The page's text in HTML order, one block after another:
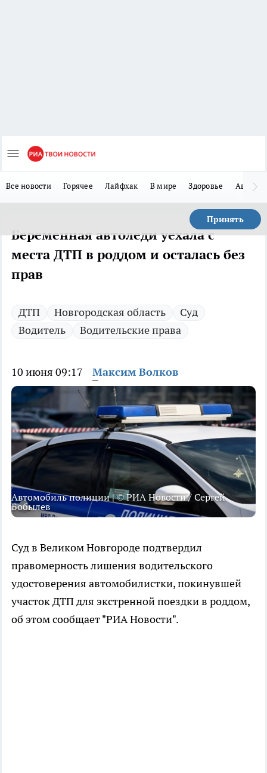
Все новости Горячее Лайфхак В мире Здоровье Авто
Принять
Беременная автоледи уехала с
места ДТП в роддом и осталась без
прав
ДТП Новгородская область
Суд
Водитель
Водительские права
10 июня 09:17 Максим Волков
Автомобиль полиции | © РИА Новости / Сергей
Бобылев
Суд в Великом Новгороде подтвердил
правомерность лишения водительского
удостоверения автомобилистки, покинувшей
участок ДТП для экстренной поездки в роддом,
об этом сообщает "РИА Новости".